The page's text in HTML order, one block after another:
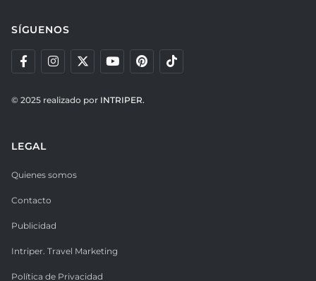
SÍGUENOS
© 2025 realizado por INTRIPER.
LEGAL
Quienes somos
Contacto
Publicidad
Intriper. Travel Marketing
Política de Privacidad